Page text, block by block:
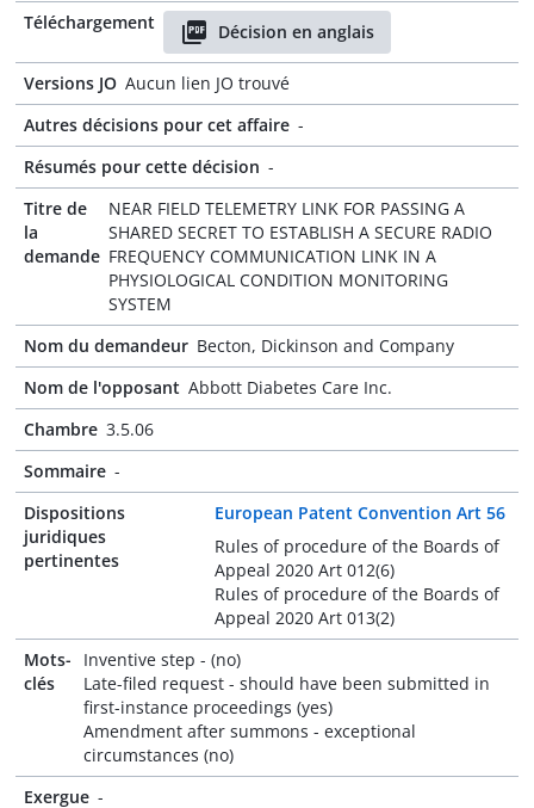
Téléchargement
Décision en anglais
Versions JO Aucun lien JO trouvé
Autres décisions pour cet affaire -
Résumés pour cette décision -
Titre de
la
demande
NEAR FIELD TELEMETRY LINK FOR PASSING A
SHARED SECRET TO ESTABLISH A SECURE RADIO
FREQUENCY COMMUNICATION LINK IN A
PHYSIOLOGICAL CONDITION MONITORING
SYSTEM
Nom du demandeur Becton, Dickinson and Company
Nom de l'opposant Abbott Diabetes Care Inc.
Chambre 3.5.06
Sommaire -
Dispositions
juridiques
pertinentes
European Patent Convention Art 56
Rules of procedure of the Boards of
Appeal 2020 Art 012(6)
Rules of procedure of the Boards of
Appeal 2020 Art 013(2)
Mots-
clés
Inventive step - (no)
Late-filed request - should have been submitted in
first-instance proceedings (yes)
Amendment after summons - exceptional
circumstances (no)
Exergue -